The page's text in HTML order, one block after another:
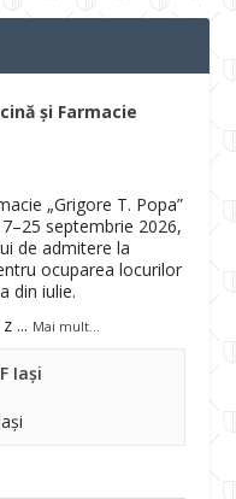
și Farmacie
„Grigore T. Popa”
septembrie 2026,
de admitere la
ocuparea locurilor
din iulie.
... Mai mult...
Iași